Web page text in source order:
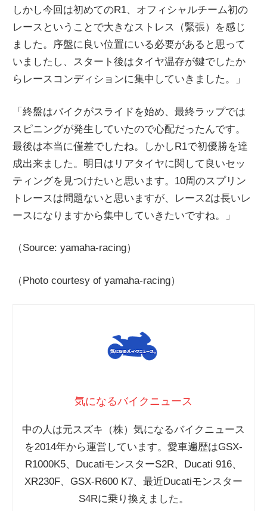
しかし今回は初めてのR1、オフィシャルチーム初の
レースということで大きなストレス（緊張）を感じ
ました。序盤に良い位置にいる必要があると思って
いましたし、スタート後はタイヤ温存が鍵でしたか
らレースコンディションに集中していきました。」
「終盤はバイクがスライドを始め、最終ラップでは
スピニングが発生していたので心配だったんです。
最後は本当に僅差でしたね。しかしR1で初優勝を達
成出来ました。明日はリアタイヤに関して良いセッ
ティングを見つけたいと思います。10周のスプリン
トレースは問題ないと思いますが、レース2は長いレ
ースになりますから集中していきたいですね。」
（Source: yamaha-racing）
（Photo courtesy of yamaha-racing）
気になるバイクニュース
中の人は元スズキ（株）気になるバイクニュース
を2014年から運営しています。愛車遍歴はGSX-
R1000K5、DucatiモンスターS2R、Ducati 916、
XR230F、GSX-R600 K7、最近Ducatiモンスター
S4Rに乗り換えました。